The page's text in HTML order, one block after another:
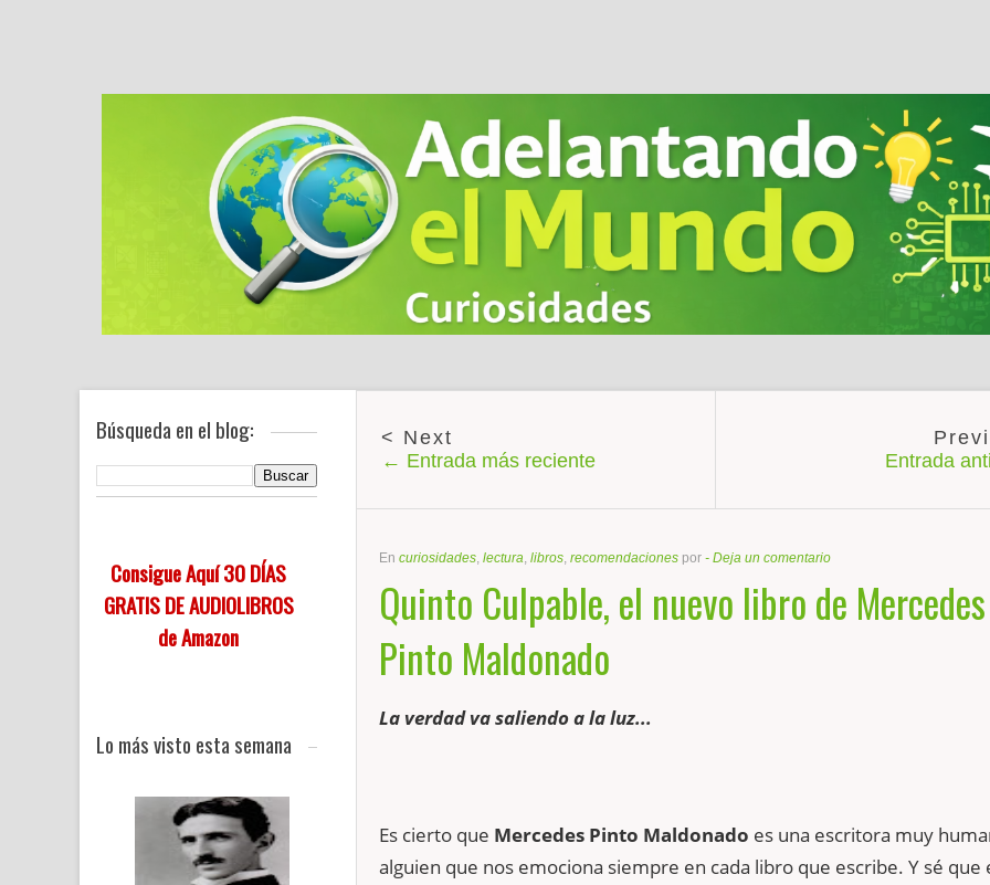
Búsqueda en el blog:
Consigue Aquí 30 DÍAS
GRATIS DE AUDIOLIBROS
de Amazon
Lo más visto esta semana
← Entrada más reciente Entrada
En curiosidades, lectura, libros, recomendaciones por - Deja un comentario
Quinto Culpable, el nuevo libro de Mercedes
Pinto Maldonado
La verdad va saliendo a la luz...
Es cierto que Mercedes Pinto Maldonado es una escritora muy
alguien que nos emociona siempre en cada libro que escribe. Y sé que